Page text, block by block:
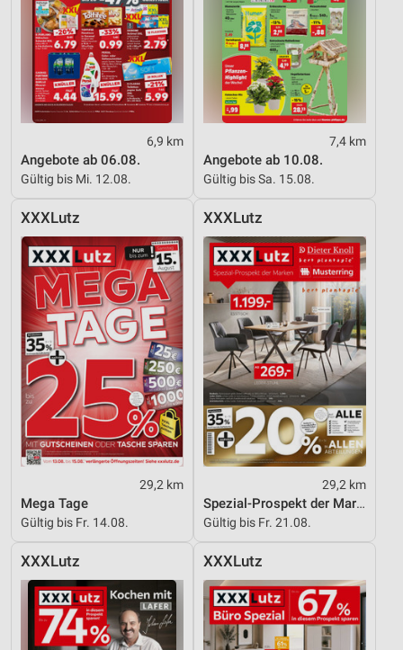
6,9 km
Angebote ab 06.08.
Gültig bis Mi. 12.08.
7,4 km
Angebote ab 10.08.
Gültig bis Sa. 15.08.
XXXLutz
29,2 km
Mega Tage
Gültig bis Fr. 14.08.
XXXLutz
29,2 km
Spezial-Prospekt der Marken
Gültig bis Fr. 21.08.
XXXLutz XXXLutz